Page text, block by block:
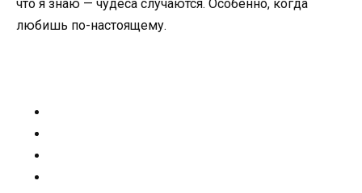
что я знаю — чудеса случаются. Особенно, когда
любишь по-настоящему.